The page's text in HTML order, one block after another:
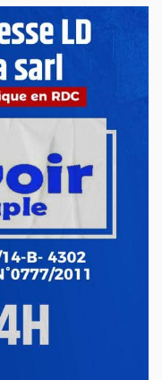
Zamenga » a été
à Kinshasa, à
dans le
président du
fait l’objet d’un...